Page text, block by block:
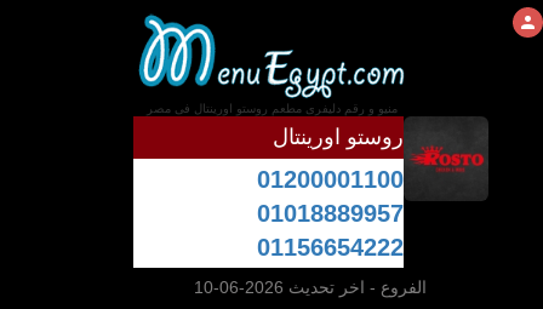
منيو و رقم دليفرى مطعم روستو اورينتال فى مصر
روستو اورينتال
01200001100
01018889957
01156654222
الفروع - اخر تحديث 2026-06-10